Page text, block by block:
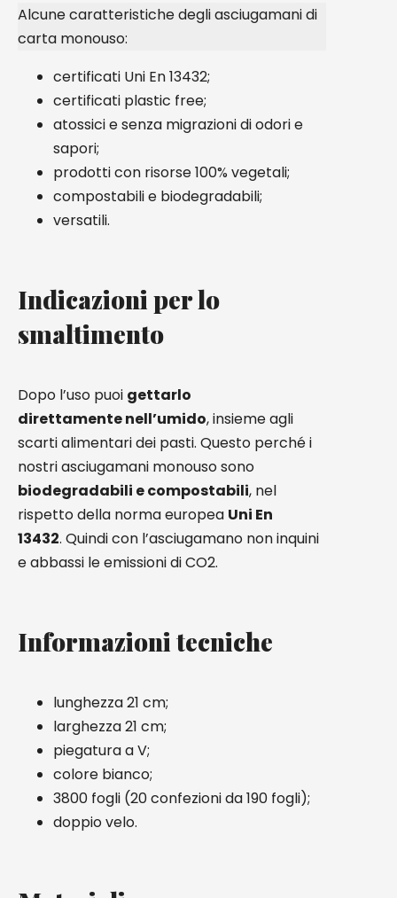
Alcune caratteristiche degli asciugamani di
carta monouso:
certificati Uni En 13432;
certificati plastic free;
atossici e senza migrazioni di odori e
sapori;
prodotti con risorse 100% vegetali;
compostabili e biodegradabili;
versatili.
Indicazioni per lo
smaltimento
Dopo l’uso puoi gettarlo
direttamente nell’umido, insieme agli
scarti alimentari dei pasti. Questo perché i
nostri asciugamani monouso sono
biodegradabili e compostabili, nel
rispetto della norma europea Uni En
13432. Quindi con l’asciugamano non inquini
e abbassi le emissioni di CO2.
Informazioni tecniche
lunghezza 21 cm;
larghezza 21 cm;
piegatura a V;
colore bianco;
3800 fogli (20 confezioni da 190 fogli);
doppio velo.